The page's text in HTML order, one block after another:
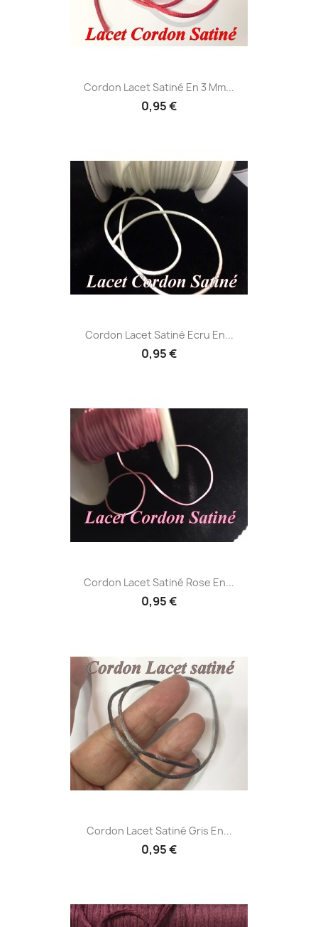
Cordon Lacet Satiné En 3 Mm...
0,95 €
Cordon Lacet Satiné Ecru En...
0,95 €
Cordon Lacet Satiné Rose En...
0,95 €
Cordon Lacet Satiné Gris En...
0,95 €